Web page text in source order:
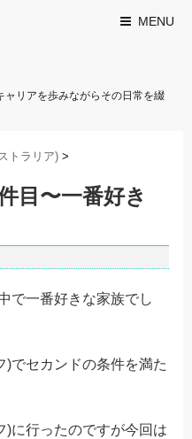
MENU
リアを歩みながらその日常を綴
トラリア) >
目〜一番好き
で一番好きな家族でし
)でセカンドの条件を満た
)に行ったのですが今回は